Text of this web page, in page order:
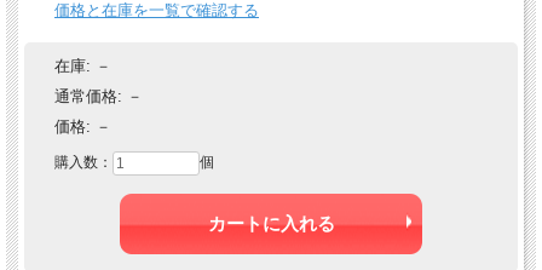
価格と在庫を一覧で確認する
在庫: －
通常価格: －
価格: －
購入数： 個